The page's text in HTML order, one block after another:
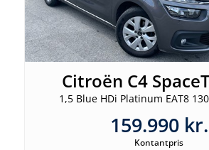
Citroën C4
1,5 Blue HDi Platinum EAT8
159.990 kr.
Kontantpris